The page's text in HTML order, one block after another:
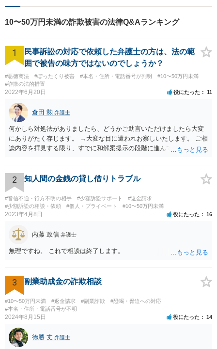
最適な解決策を提案【年中無
休・早朝夜間対応可能（要予
約）】
10〜50万円未満の詐欺被害の法律Q&Aランキング
1
民事訴訟の対応で依頼した弁護士の方は、法の範
囲で被告の味方ではないのでしょうか？
#悪徳商法 #ぼったくり被害 #本名・住所・電話番号が判明
#10〜50万円未満
#詐欺の法的措置
2022年6月20日 役にたった 11
倉田 勲 弁護士
何かしら対処法がありましたら、どうかご助言いただけましたら大変
にありがたく存じます。 →大変な目に遭われお察しいたします。 ご相
談内容を拝見する限り、すでに和解案提示の段階に進んでいるとなる
にあたってはそれらの書面や証拠を拝見しないと適切な回答は難しい
ですので、書面などをもってお近くの法律事務所でセカンドオピニオ
ンを受けることをお勧めします。
2 知人間の金銭の貸し借りトラブル
#音信不通・行方不明の相手 #少額訴訟サポート
#返金請求
#少額訴訟の相談・依頼
#個人・プライベート #10〜50万円未満
2023年4月8日 役にたった 16
内藤 政信 弁護士
無理ですね。 これで相談は終了します。
3 副業助成金の詐欺相談
#10〜50万円未満 #返金請求 #副業詐欺
#恐喝・脅迫への対応
#本名・住所・電話番号が不明
2024年8月15日 役にたった 14
徳勝 丈 弁護士